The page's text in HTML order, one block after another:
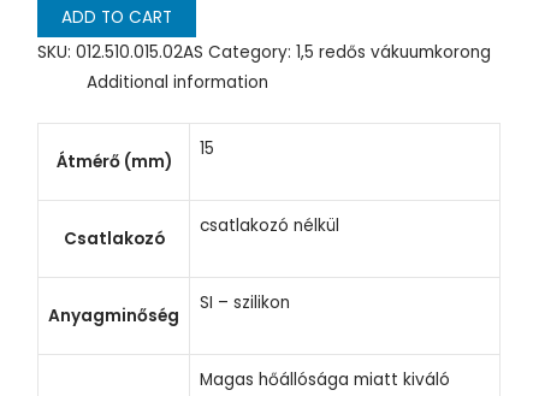
vákuumkorong,
D=
nélkül,
szilikon
antisztatikus
ADD TO CART
SKU:012.510.015.02AS Category:1,5 redős vákuumkorong
Additional information
Átmérő (mm)
15
Csatlakozó
csatlakozó nélkül
Anyagminőség
SI – szilikon
Magas hőállósága miatt kiváló